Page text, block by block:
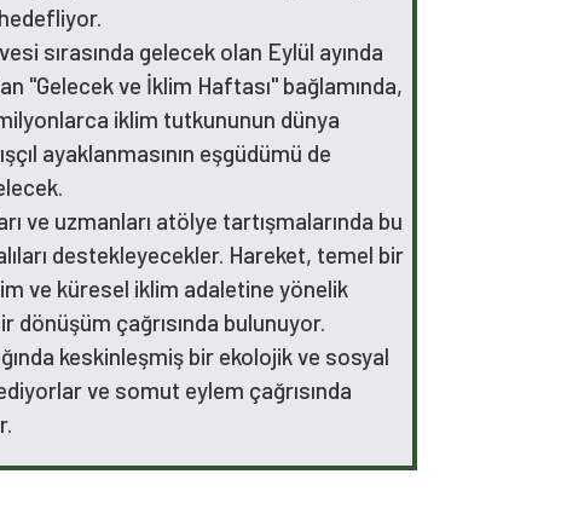
sırasında gelecek olan Eylül ayında
"Gelecek ve İklim Haftası" bağlamında,
iklim tutkununun dünya
ayaklanmasının eşgüdümü de
ve uzmanları atölye tartışmalarında bu
destekleyecekler. Hareket, temel bir
ve küresel iklim adaletine yönelik
dönüşüm çağrısında bulunuyor.
keskinleşmiş bir ekolojik ve sosyal
ve somut eylem çağrısında